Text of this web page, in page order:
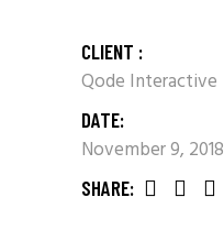
CLIENT :
Qode Interactive
DATE:
November 9, 2018
SHARE: